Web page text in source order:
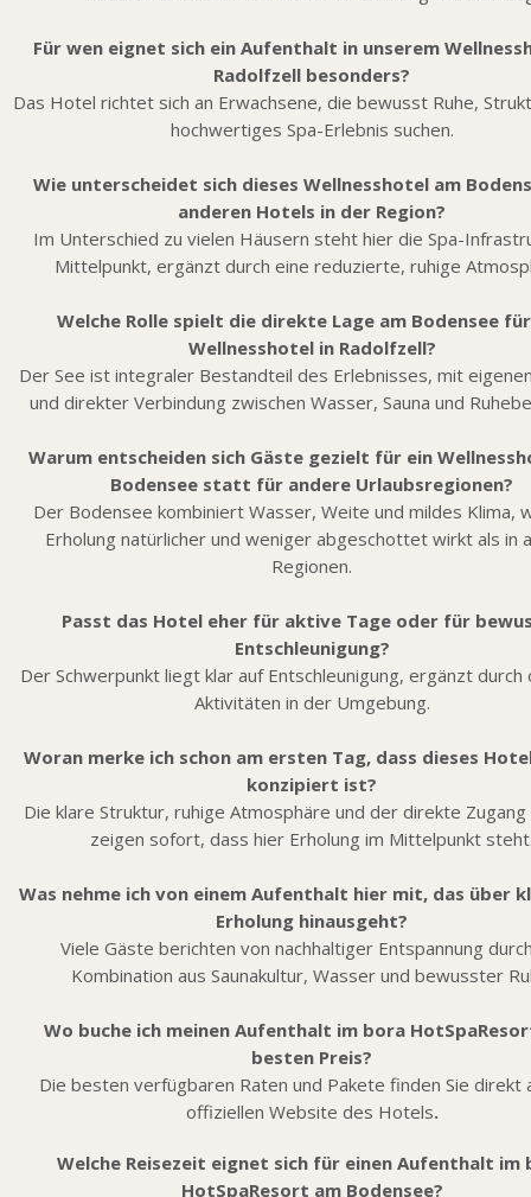
Für wen eignet sich ein Aufenthalt in unserem
Radolfzell besonders?
Das Hotel richtet sich an Erwachsene, die bewusst Ruhe,
hochwertiges Spa-Erlebnis suchen.
Wie unterscheidet sich dieses Wellnesshotel am
anderen Hotels in der Region?
Im Unterschied zu vielen Häusern steht hier die Spa-
Mittelpunkt, ergänzt durch eine reduzierte, ruhige
Welche Rolle spielt die direkte Lage am Bodensee
Wellnesshotel in Radolfzell?
Der See ist integraler Bestandteil des Erlebnisses, mit
und direkter Verbindung zwischen Wasser, Sauna und
Warum entscheiden sich Gäste gezielt für ein
Bodensee statt für andere Urlaubsregionen?
Der Bodensee kombiniert Wasser, Weite und mildes Klima,
Erholung natürlicher und weniger abgeschottet wirkt als in
Regionen.
Passt das Hotel eher für aktive Tage oder für
Entschleunigung?
Der Schwerpunkt liegt klar auf Entschleunigung, ergänzt durch
Aktivitäten in der Umgebung.
Woran merke ich schon am ersten Tag, dass dieses
konzipiert ist?
Die klare Struktur, ruhige Atmosphäre und der direkte Zugang
zeigen sofort, dass hier Erholung im Mittelpunkt
Was nehme ich von einem Aufenthalt hier mit, das über
Erholung hinausgeht?
Viele Gäste berichten von nachhaltiger Entspannung
Kombination aus Saunakultur, Wasser und bewusster
Wo buche ich meinen Aufenthalt im bora
besten Preis?
Die besten verfügbaren Raten und Pakete finden Sie direkt
offiziellen Website des Hotels.
Welche Reisezeit eignet sich für einen Aufenthalt im
HotSpaResort am Bodensee?